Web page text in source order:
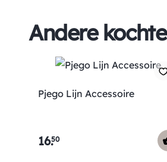
Andere
Pjego Lijn Accessoire
16.50